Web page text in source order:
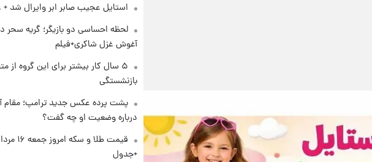
۱۵ مرداد ۱۴۰۵ +جدول
قیمت طلا و سکه
۱۵ مرداد ۱۴۰۵
شارژ جدید کالابرگ
استایل عجیب صابر ابر وایرال شد
لحظه احساسی دو بازیگر؛ گریه سحر
آغوش غزل شاکری+فیلم
۵ سال کار بیشتر برای این گروه از
بازنشستگی
پشت پرده عکس جدید ترامپ؛ مقام
درباره وضعیت او چه گفت؟
+جدول